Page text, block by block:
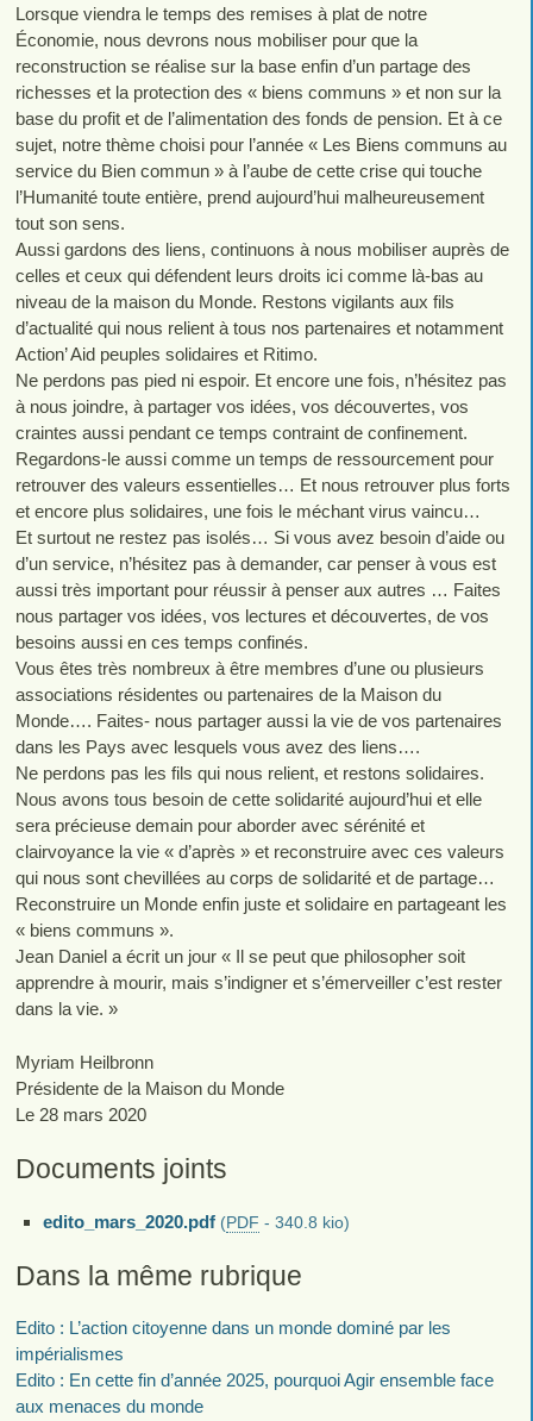
Lorsque viendra le temps des remises à plat de notre
Économie, nous devrons nous mobiliser pour que la
reconstruction se réalise sur la base enfin d’un partage des
richesses et la protection des « biens communs » et non sur la
base du profit et de l’alimentation des fonds de pension. Et à ce
sujet, notre thème choisi pour l’année « Les Biens communs au
service du Bien commun » à l’aube de cette crise qui touche
l’Humanité toute entière, prend aujourd’hui malheureusement
tout son sens.
Aussi gardons des liens, continuons à nous mobiliser auprès de
celles et ceux qui défendent leurs droits ici comme là-bas au
niveau de la maison du Monde. Restons vigilants aux fils
d’actualité qui nous relient à tous nos partenaires et notamment
Action’ Aid peuples solidaires et Ritimo.
Ne perdons pas pied ni espoir. Et encore une fois, n’hésitez pas
à nous joindre, à partager vos idées, vos découvertes, vos
craintes aussi pendant ce temps contraint de confinement.
Regardons-le aussi comme un temps de ressourcement pour
retrouver des valeurs essentielles… Et nous retrouver plus forts
et encore plus solidaires, une fois le méchant virus vaincu…
Et surtout ne restez pas isolés… Si vous avez besoin d’aide ou
d’un service, n’hésitez pas à demander, car penser à vous est
aussi très important pour réussir à penser aux autres … Faites
nous partager vos idées, vos lectures et découvertes, de vos
besoins aussi en ces temps confinés.
Vous êtes très nombreux à être membres d’une ou plusieurs
associations résidentes ou partenaires de la Maison du
Monde…. Faites- nous partager aussi la vie de vos partenaires
dans les Pays avec lesquels vous avez des liens….
Ne perdons pas les fils qui nous relient, et restons solidaires.
Nous avons tous besoin de cette solidarité aujourd’hui et elle
sera précieuse demain pour aborder avec sérénité et
clairvoyance la vie « d’après » et reconstruire avec ces valeurs
qui nous sont chevillées au corps de solidarité et de partage…
Reconstruire un Monde enfin juste et solidaire en partageant les
« biens communs ».
Jean Daniel a écrit un jour « Il se peut que philosopher soit
apprendre à mourir, mais s’indigner et s’émerveiller c’est rester
dans la vie. »
Myriam Heilbronn
Présidente de la Maison du Monde
Le 28 mars 2020
Documents joints
edito_mars_2020.pdf (PDF - 340.8 kio)
Dans la même rubrique
Edito : L’action citoyenne dans un monde dominé par les
impérialismes
Edito : En cette fin d’année 2025, pourquoi Agir ensemble face
aux menaces du monde